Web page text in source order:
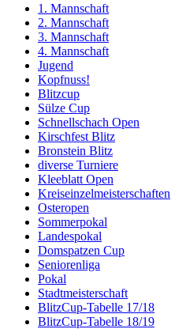
1. Mannschaft
2. Mannschaft
3. Mannschaft
4. Mannschaft
Jugend
Kopfnuss!
Blitzcup
Sülze Cup
Schnellschach Open
Kirschfest Blitz
Bronstein Blitz
diverse Turniere
Kleeblatt Open
Kreiseinzelmeisterschaften
Osteropen
Sommerpokal
Landespokal
Domspatzen Cup
Seniorenliga
Pokal
Stadtmeisterschaft
BlitzCup-Tabelle 17/18
BlitzCup-Tabelle 18/19